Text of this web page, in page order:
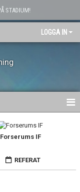
STADIUM!
LOGGA IN
Forserums IF
REFERAT